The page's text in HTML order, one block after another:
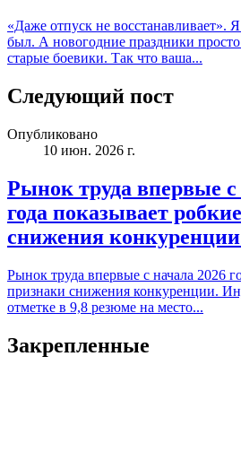
«Даже отпуск не восстанавливает».
был. А новогодние праздники
старые боевики. Так что ваша...
Следующий пост
Опубликовано
10 июн. 2026 г.
Рынок труда впервые с
года показывает
снижения
Рынок труда впервые с начала 2026
признаки снижения конкуренции.
отметке в 9,8 резюме на место...
Закрепленные